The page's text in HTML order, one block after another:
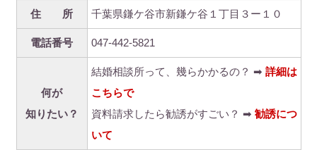
住 所 千葉県鎌ケ谷市新鎌ケ谷１丁目３ー１０
電話番号 047-442-5821
何が
知りたい？
結婚相談所って、幾らかかるの？ ➡ 詳細は
こちらで
資料請求したら勧誘がすごい？ ➡ 勧誘につ
いて